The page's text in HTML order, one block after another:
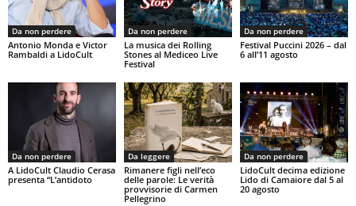
Da non perdere
Antonio Monda e Victor
Rambaldi a LidoCult
Da non perdere
La musica dei Rolling
Stones al Mediceo Live
Festival
Da non perdere
Festival Puccini 2026 – dal
6 all’11 agosto
Da non perdere
A LidoCult Claudio Cerasa
presenta “L’antidoto
Da leggere
Rimanere figli nell’eco
delle parole: Le verità
provvisorie di Carmen
Pellegrino
Da non perdere
LidoCult decima edizione
Lido di Camaiore dal 5 al
20 agosto